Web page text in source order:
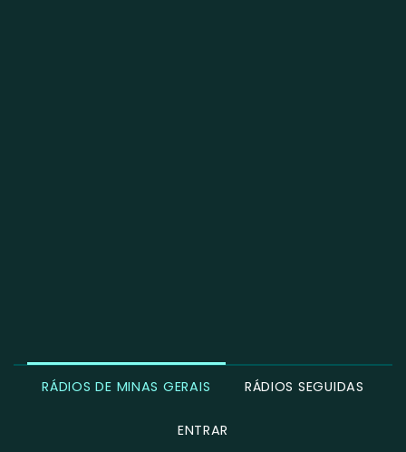
RÁDIOS DE MINAS GERAIS RÁDIOS SEGUIDAS
ENTRAR